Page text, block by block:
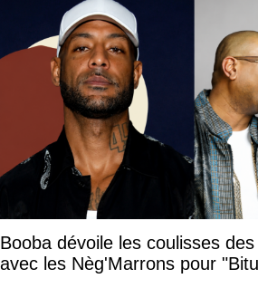
Booba dévoile les coulisses
avec les Nèg'Marrons pour